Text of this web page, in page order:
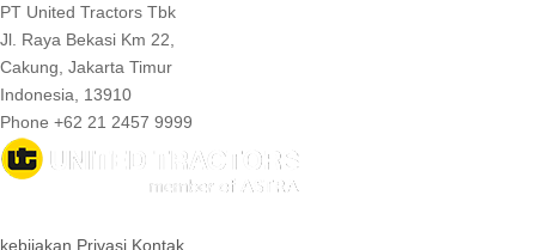
PT United Tractors Tbk
Jl. Raya Bekasi Km 22,
Cakung, Jakarta Timur
Indonesia, 13910
Phone +62 21 2457 9999
kebijakan Privasi Kontak